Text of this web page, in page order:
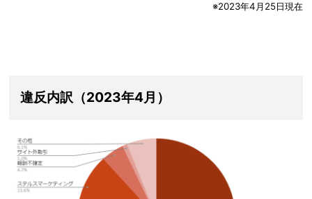
※2023年4月25日現在
違反内訳（2023年4月）